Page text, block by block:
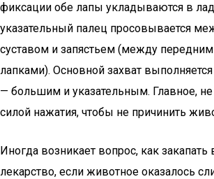
фиксации обе лапы укладываются в
указательный палец просовывается
суставом и запястьем (между
лапками). Основной захват
— большим и указательным. Главное,
силой нажатия, чтобы не причинить
Иногда возникает вопрос, как закапать
лекарство, если животное оказалось